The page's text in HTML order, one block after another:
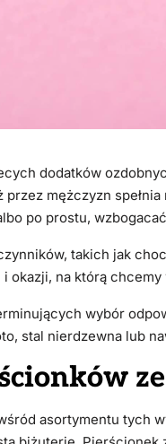
dodatków
mężczyzn
po prostu,
takich jak
okazji, na którą chcemy
wybór
stal nierdzewna lub
asortymentu tych